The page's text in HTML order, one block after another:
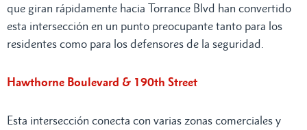
que giran rápidamente hacia Torrance Blvd han convertido
esta intersección en un punto preocupante tanto para los
residentes como para los defensores de la seguridad.
Hawthorne Boulevard & 190th Street
Esta intersección conecta con varias zonas comerciales y